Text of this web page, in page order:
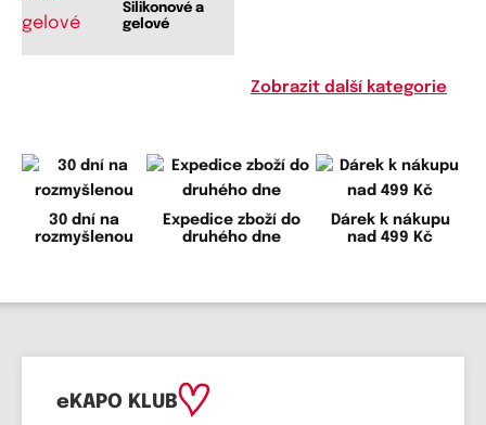
Silikonové a
gelové
Zobrazit další kategorie
30 dní na
rozmyšlenou
Expedice zboží do
druhého dne
Dárek k nákupu
nad 499 Kč
eKAPO KLUB